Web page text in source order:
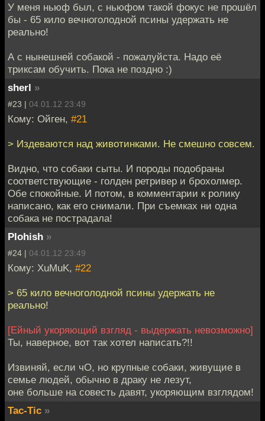
У меня ньюф был, с ньюфом такой фокус не прошёл
бы - 65 кило вечноголодной псины удержать не
реально!
А с нынешней собакой - пожалуйста. Надо её
триксам обучить. Пока не поздно :)
sherl »
#23 | 04.01.12 23:49
Кому: Ойген, #21
> Издеваются над животинками. Не смешно совсем.
Видно, что собаки сыты. И породы подобраны
соответствующие - голден ретривер и брохолмер.
Обе спокойные. И потом, в комментарии к ролику
написано, как его снимали. При съемках ни одна
собака не пострадала!
Plohish »
#24 | 04.01.12 23:49
Кому: XuMuK, #22
> 65 кило вечноголодной псины удержать не
реально!
[Ейный укоряющий взгляд - выдержать невозможно]
Ты, наверное, вот так хотел написать?!!
Извиняй, если чО, но крупные собаки, живущие в
семье людей, обычно в драку не лезут,
оне больше на совесть давят, укоряющим взглядом!
Tac-Tic »